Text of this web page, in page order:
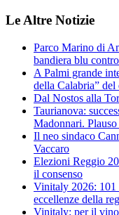
Le Altre Notizie
Parco Marino di
bandiera blu
A Palmi grande
della Calabria” del
Dal Nostos alla
Taurianova:
Madonnari.
Il neo sindaco
Vaccaro
Elezioni Reggio
il consenso
Vinitaly 2026: 101
eccellenze della
Vinitaly: per il vino